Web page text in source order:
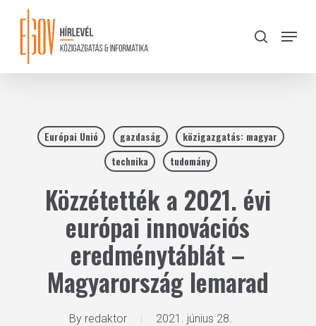
content
search
Menu
Európai Unió gazdaság
közigazgatás: magyar
technika
tudomány
Közzétették a 2021. évi
európai innovációs
eredménytáblát –
Magyarország lemarad
By redaktor 2021. június 28.
Close